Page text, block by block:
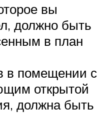
вы
должно быть
в план
в помещении с
открытой
должна быть